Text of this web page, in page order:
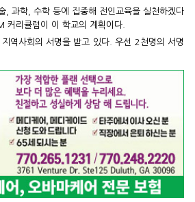
, 과학, 수학 등에 집중해 전인교육을 실천하겠다
커리큘럼이 이 학교의 계 획이다.
역사회의 서명을 받고 있다. 우선 2 천명의 서명